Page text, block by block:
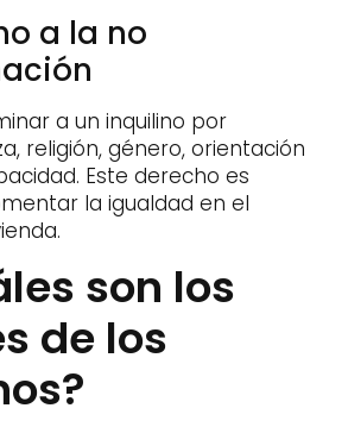
a la no
a un inquilino por
religión, género, orientación
Este derecho es
la igualdad en el
son los
de los